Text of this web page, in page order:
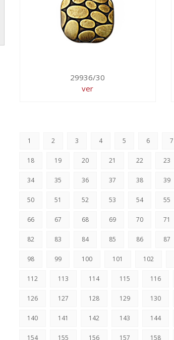
29936/30
ver
1 2 3 4 5 6 7
18 19 20 21 22 23
34 35 36 37 38 39
50 51 52 53 54 55
66 67 68 69 70 71
82 83 84 85 86 87
98 99 100 101 102
112 113 114 115 116
126 127 128 129 130
140 141 142 143 144
154 155 156 157 158